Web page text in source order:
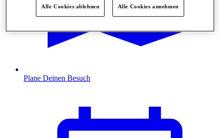
Plane Deinen Besuch
Alle Cookies ablehnen Alle Cookies annehmen